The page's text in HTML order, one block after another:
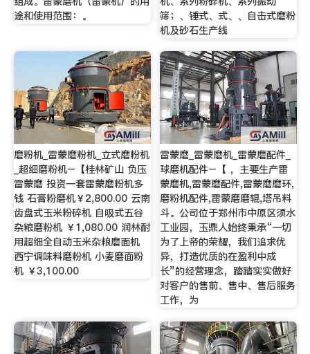
途和使用范围：。
筛；、锤式、式、、自击式磨粉
机及砂石生产线
磨粉机_雷蒙磨粉机_立式磨粉机
_超细磨粉机–【桂林矿山 负压
雷蒙磨 投资一套雷蒙磨粉机多
钱 石膏粉磨机￥2,800.00 云南
齿盘式玉米粉碎机 自吸式五谷
杂粮磨粉机 ￥1,080.00 润林耐
用超细全自动玉米杂粮磨面机
西宁调味料磨粉机 小麦磨面粉
机 ￥3,100.00
雷蒙磨_雷蒙磨机_雷蒙磨配件_
球磨机配件–【 ，主要生产雷
蒙磨机,雷蒙磨配件,雷蒙磨磨环,
磨粉机配件,雷蒙磨磨辊,塔吊料
斗。公司位于郑州市中原区须水
工业园，玉鼎人始终秉承“一切
为了上帝的荣耀，我们追求优
异，打造优质的在盈利中成
长”的经营理念，踏踏实实做好
对客户的售前、售中、售后服务
工作，为